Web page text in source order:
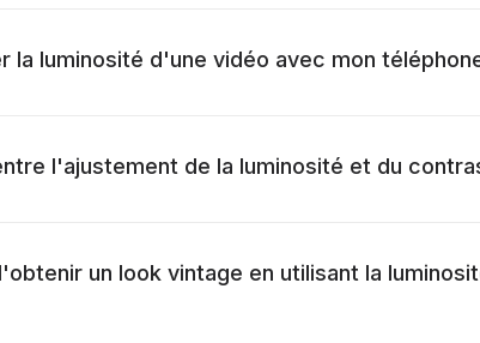
la luminosité d'une vidéo avec mon
l'ajustement de la luminosité et du
un look vintage en utilisant la